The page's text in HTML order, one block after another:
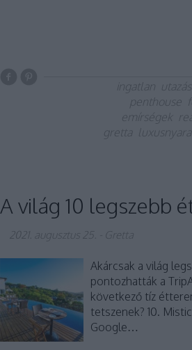
ingatlan
utazás
penthouse
emírségek
gretta
A világ 10 legszebb
2021. augusztus 25. Gretta
Akárcsak a világ
pontozhatták a
következő tíz
tetszenek? 10.
Google…